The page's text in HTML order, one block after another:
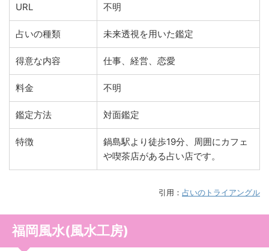
URL 不明
占いの種類 未来透視を用いた鑑定
得意な内容 仕事、経営、恋愛
料金 不明
鑑定方法 対面鑑定
特徴
鍋島駅より徒歩19分、周囲にカフェ
や喫茶店がある占い店です。
引用： 占いのトライアングル
福岡風水(風水工房)